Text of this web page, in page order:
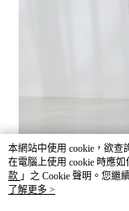
本網站中使用 cookie，欲查
在電腦上使用 cookie 時應
款 」之 Cookie 聲明。您繼
之 Cookie 聲明使用 cookie。
了解更多 >